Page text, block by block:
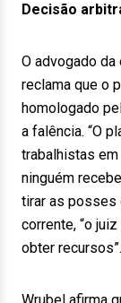
Decisão
O advogado da
reclama que o
homologado
a falência. “O
trabalhistas
ninguém
tirar as posses
corrente, “o
obter recursos”.